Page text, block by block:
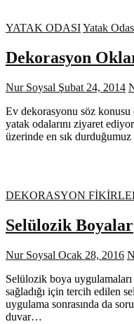
YATAK ODASIYatak
Dekorasyon
Nur Soysal Şubat 24, 2014
Ev dekorasyonu söz konusu
yatak odalarını ziyaret
üzerinde en sık
DEKORASYON
Selülozik Boyalar
Nur Soysal Ocak 28, 2016
Selülozik boya
sağladığı için tercih edilen
uygulama sonrasında da
duvar…